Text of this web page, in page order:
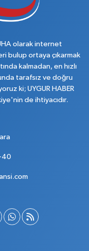
olarak internet
bulup ortaya çıkarmak
kalmadan, en hızlı
tarafsız ve doğru
ki; UYGUR HABER
de ihtiyacıdır.
40